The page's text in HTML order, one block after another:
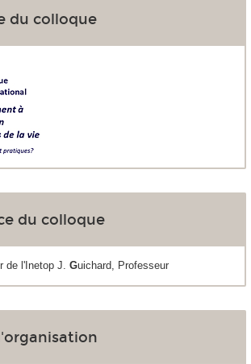
du colloque
du colloque
de l'Inetop J. Guichard, Professeur